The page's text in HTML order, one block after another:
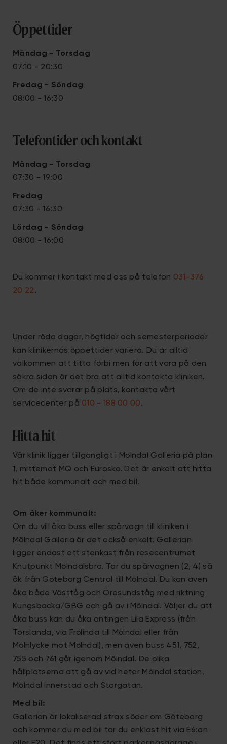
Öppettider
Måndag - Torsdag
07:10 - 20:30
Fredag - Söndag
08:00 - 16:30
Telefontider och kontakt
Måndag - Torsdag
07:30 - 19:00
Fredag
07:30 - 16:30
Lördag - Söndag
08:00 - 16:00
Du kommer i kontakt med oss på telefon 031-376
20 22.
Under röda dagar, högtider och semesterperioder
kan klinikernas öppettider variera. Du är alltid
välkommen att titta förbi men för att vara på den
säkra sidan är det bra att alltid kontakta kliniken.
Om de inte svarar på plats, kontakta vårt
servicecenter på 010 - 188 00 00.
Hitta hit
Vår klinik ligger tillgängligt i Mölndal Galleria på plan
1, mittemot MQ och Eurosko. Det är enkelt att hitta
hit både kommunalt och med bil.
Om åker kommunalt:
Om du vill åka buss eller spårvagn till kliniken i
Mölndal Galleria är det också enkelt. Gallerian
ligger endast ett stenkast från resecentrumet
Knutpunkt Mölndalsbro. Tar du spårvagnen (2, 4) så
åk från Göteborg Central till Mölndal. Du kan även
åka både Västtåg och Öresundståg med riktning
Kungsbacka/GBG och gå av i Mölndal. Väljer du att
åka buss kan du åka antingen Lila Express (från
Torslanda, via Frölinda till Mölndal eller från
Mölnlycke mot Mölndal), men även buss 451, 752,
755 och 761 går igenom Mölndal. De olika
hållplatserna att gå av vid heter Mölndal station,
Mölndal innerstad och Storgatan.
Med bil:
Gallerian är lokaliserad strax söder om Göteborg
och kommer du med bil tar du enklast hit via E6:an